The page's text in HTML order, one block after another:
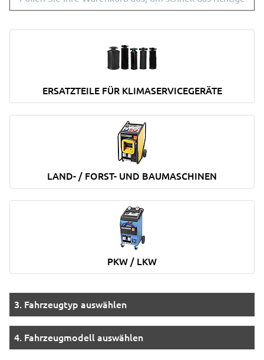
ERSATZTEILE FÜR KLIMASERVICEGERÄTE
LAND- / FORST- UND BAUMASCHINEN
PKW / LKW
3. Fahrzeugtyp auswählen
4. Fahrzeugmodell auswählen